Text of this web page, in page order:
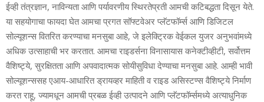
ईव्‍ही तंत्रज्ञान, नाविन्‍यता आणि पर्यावरणीय स्थिरतेप्रती आमची कटिबद्धता दिसून येते.
या सहयोगाचा फायदा घेत आमचा प्रगत सॉफ्टवेअर प्‍लॅटफॉर्म्‍स आणि डिजिटल
सोल्‍यूशन्‍स वितरित करण्‍याचा मनसुबा आहे, जे इलेक्ट्रिक वेईकल युजर अनुभवांमध्‍ये
अधिक उत्‍साहाची भर करतात. आमचा राइडर्सना विनासायास कनेक्‍टीव्‍हीटी, सर्वोत्तम
वैशिष्‍ट्ये, सुरक्षितता आणि अपवादात्‍मक सोयीसुविधा देण्‍याचा मनसुबा आहे. आम्‍ही भावी
सोल्‍यूशन्‍ससह एआय-आधारित ड्रायव्‍हर माहिती व राइड असिस्‍टण्‍स वैशिष्‍ट्ये निर्माण
करत राहू, ज्‍यामधून आमची प्रबळ ईव्‍ही उत्‍पादने आणि प्‍लॅटफॉर्म्‍समध्‍ये अत्‍याधुनिक